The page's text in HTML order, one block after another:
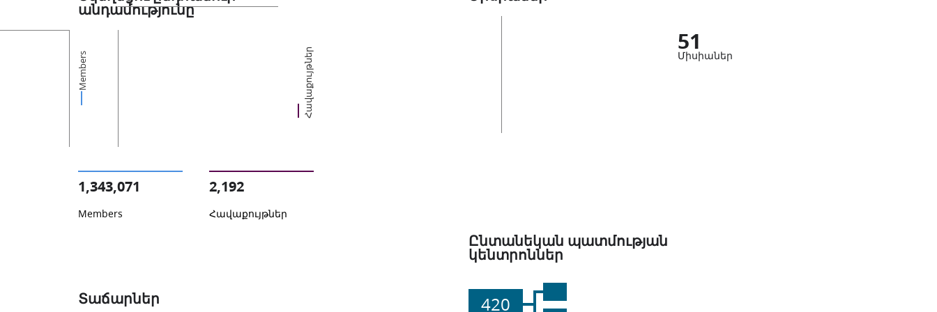
անդամությունը
Members Հավաքույթներ
1,343,071
Members
2,192
Հավաքույթներ
51
Միսիաներ
Ընտանեկան պատմության
կենտրոններ
420
Տաճարներ